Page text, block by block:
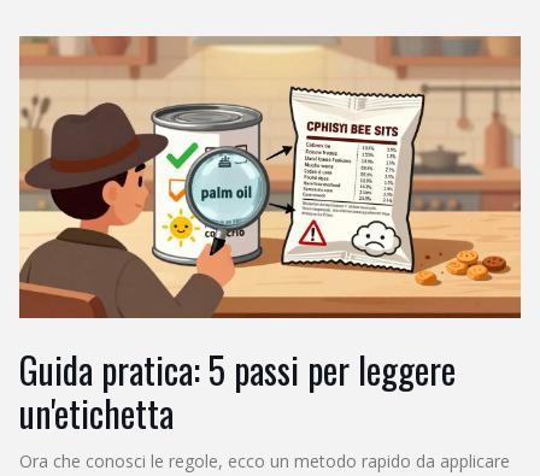
Guida pratica: 5 passi per leggere
un'etichetta
Ora che conosci le regole, ecco un metodo rapido da applicare